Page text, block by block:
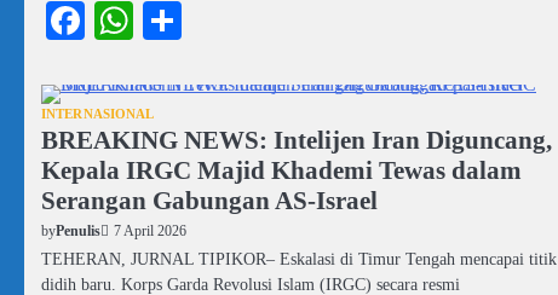
Facebook
WhatsApp
INTERNASIONAL
BREAKING NEWS: Intelijen Iran Diguncang,
Kepala IRGC Majid Khademi Tewas dalam
Serangan Gabungan AS-Israel
byPenulis 7 April 2026
TEHERAN, JURNAL TIPIKOR– Eskalasi di Timur Tengah mencapai titik
didih baru. Korps Garda Revolusi Islam (IRGC) secara resmi